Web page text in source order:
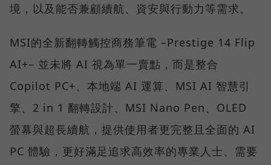
境，以及能否兼顧續航、資安與行動力等需求。
MSI的全新翻轉觸控商務筆電 –Prestige 14 Flip
AI+– 並未將 AI 視為單一賣點，而是整合
Copilot PC+、本地端 AI 運算、MSI AI 智慧引
擎、2 in 1 翻轉設計、MSI Nano Pen、OLED
螢幕與超長續航，提供使用者更完整且全面的 AI
PC 體驗，更好滿足追求高效率的專業人士、需要